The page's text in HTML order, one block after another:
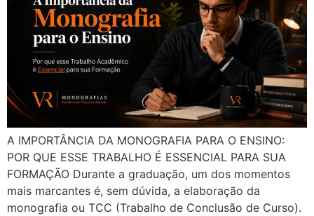
A IMPORTÂNCIA DA MONOGRAFIA PARA O ENSINO:
POR QUE ESSE TRABALHO É ESSENCIAL PARA SUA
FORMAÇÃO Durante a graduação, um dos momentos
mais marcantes é, sem dúvida, a elaboração da
monografia ou TCC (Trabalho de Conclusão de Curso).